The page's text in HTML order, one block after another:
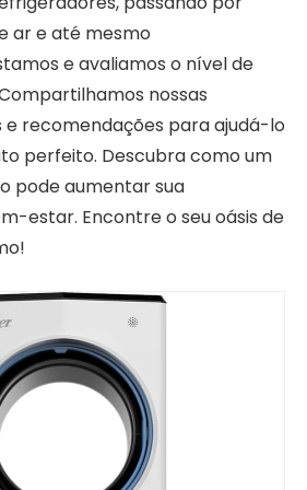
ar e até mesmo
e avaliamos o nível de
nossas
e recomendações para ajudá-lo
perfeito. Descubra como um
pode aumentar sua
estar. Encontre o seu oásis de